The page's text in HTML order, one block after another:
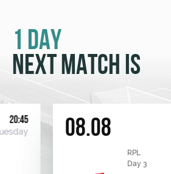
1 DAY
NEXT MATCH IS
20:45 08.08
RPL
Day 3